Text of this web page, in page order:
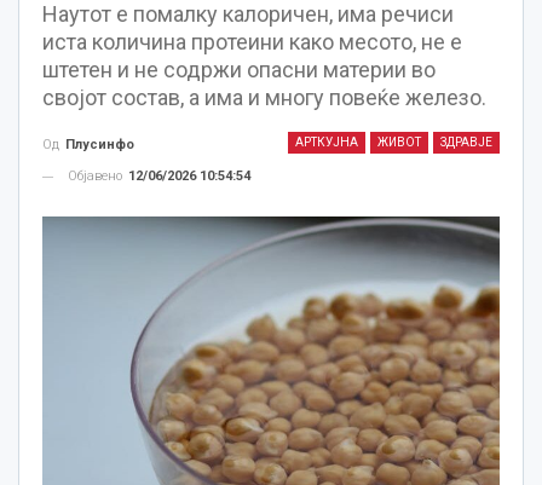
Наутот е помалку калоричен, има речиси
иста количина протеини како месото, не е
штетен и не содржи опасни материи во
својот состав, а има и многу повеќе железо.
АРТКУЈНА ЖИВОТ ЗДРАВЈЕ
Од Плусинфо
Објавено 12/06/2026 10:54:54